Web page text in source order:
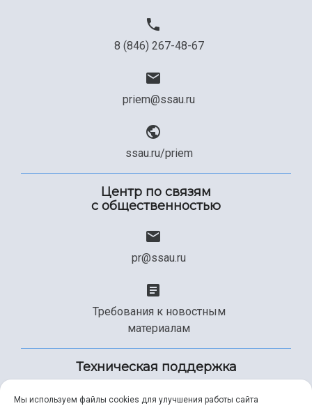
8 (846) 267-48-67
priem@ssau.ru
ssau.ru/priem
Центр по связям
с общественностью
pr@ssau.ru
Требования к новостным
материалам
Техническая поддержка
Мы используем файлы cookies для улучшения работы сайта